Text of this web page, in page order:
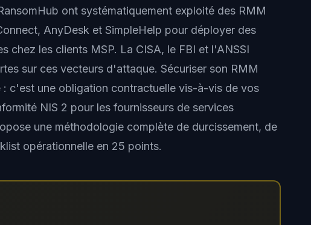
ont systématiquement exploité des RMM
AnyDesk et SimpleHelp pour déployer des
chez les clients MSP. La CISA, le FBI et l'ANSSI
sur ces vecteurs d'attaque. Sécuriser son RMM
c'est une obligation contractuelle vis-à-vis de vos
NIS 2 pour les fournisseurs de services
une méthodologie complète de durcissement, de
opérationnelle en 25 points.